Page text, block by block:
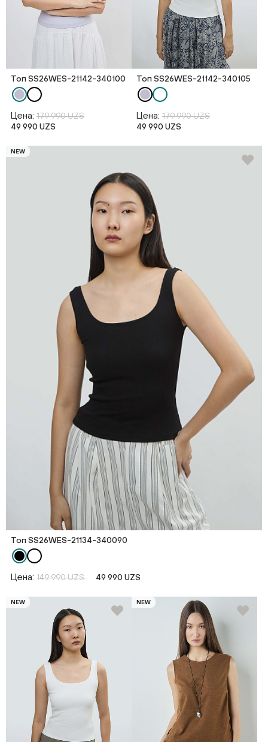
Топ SS26WES-21142-340100
Цена: 179 990 UZS
49 990 UZS
Топ SS26WES-21142-340105
Цена: 179 990 UZS
49 990 UZS
NEW
Топ SS26WES-21134-340090
Цена: 149 990 UZS 49 990 UZS
NEW NEW